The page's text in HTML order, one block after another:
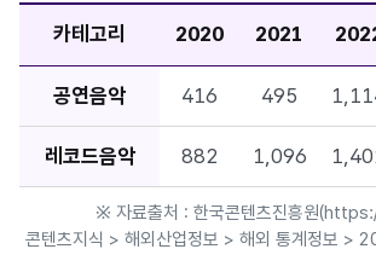
카테고리 2020 2021
공연음악 416 495
레코드음악 882 1,096
※ 자료출처 : 한국콘텐츠진흥원
콘텐츠지식 > 해외산업정보 > 해외 통계정보 >